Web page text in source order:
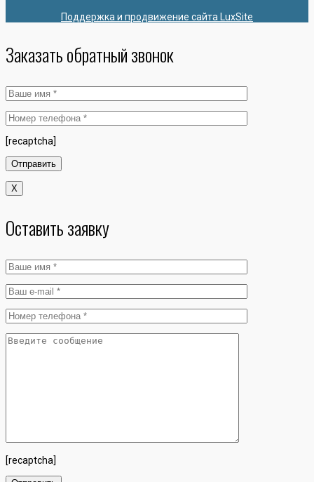
Поддержка и продвижение сайта LuxSite
Заказать обратный звонок
[recaptcha]
X
Оставить заявку
[recaptcha]